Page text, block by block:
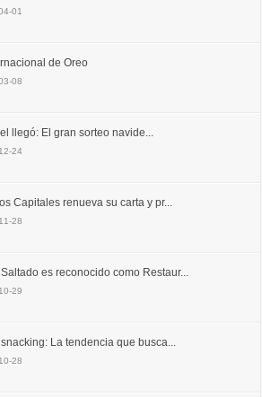
01
de Oreo
08
llegó: El gran sorteo navide...
24
Capitales renueva su carta y pr...
28
es reconocido como Restaur...
29
La tendencia que busca...
28